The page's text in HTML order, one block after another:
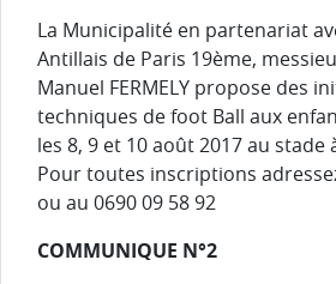
La Municipalité en partenariat
Antillais de Paris 19ème,
Manuel FERMELY propose des
techniques de foot Ball aux
les 8, 9 et 10 août 2017 au stade
Pour toutes inscriptions
ou au 0690 09 58 92
COMMUNIQUE N°2